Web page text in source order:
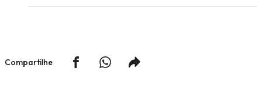
Compartilhe